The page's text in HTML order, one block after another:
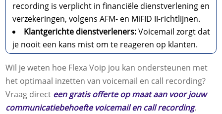
recording is verplicht in financiële dienstverlening en
verzekeringen, volgens AFM- en MiFID II-richtlijnen.
Klantgerichte dienstverleners:Voicemail zorgt dat
je nooit een kans mist om te reageren op klanten.
Wil je weten hoe Flexa Voip jou kan ondersteunen met
het optimaal inzetten van voicemail en call recording?
Vraag direct een gratis offerte op maat aan voor jouw
communicatiebehoefte voicemail en call recording.